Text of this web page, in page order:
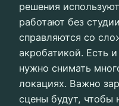
решения
работают без
справляются со
акробатикой. Есть
нужно снимать
локациях. Важно
сцены будут, чтобы